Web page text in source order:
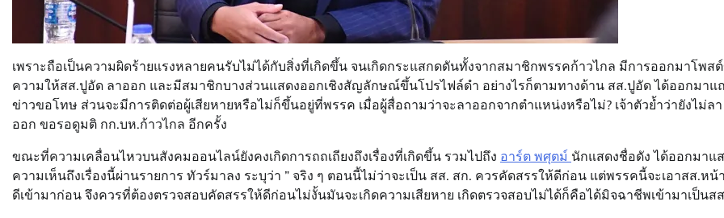
เพราะถือเป็นความผิดร้ายแรงหลายคนรับไม่ได้กับสิ่งที่เกิดขึ้น จนเกิดกระแสกดดันทั้งจากสมาชิกพรรคก้าวไกล มีการออกมาโพส
ความให้สส.ปูอัด ลาออก และมีสมาชิกบางส่วนแสดงออกเชิงสัญลักษณ์ขึ้นโปรไฟล์ดำ อย่างไรก็ตามทางด้าน สส.ปูอัด ได้ออกมาแ
ข่าวขอโทษ ส่วนจะมีการติดต่อผู้เสียหายหรือไม่ก็ขึ้นอยู่ที่พรรค เมื่อผู้สื่อถามว่าจะลาออกจากตำแหน่งหรือไม่? เจ้าตัวย้ำว่ายังไม่ลา
ออก ขอรอดูมติ กก.บห.ก้าวไกล อีกครั้ง
ขณะที่ความเคลื่อนไหวบนสังคมออนไลน์ยังคงเกิดการถถเถียงถึงเรื่องที่เกิดขึ้น รวมไปถึง อาร์ต พศุตม์ นักแสดงชื่อดัง ได้ออกมาแ
ความเห็นถึงเรื่องนี้ผ่านรายการ ทัวร์มาลง ระบุว่า ” จริง ๆ ตอนนี้ไม่ว่าจะเป็น สส. สก. ควรคัดสรรให้ดีก่อน แต่พรรคนี้จะเอาสส.หน้
ดีเข้ามาก่อน จึงควรที่ต้องตรวจสอบคัดสรรให้ดีก่อนไม่งั้นมันจะเกิดความเสียหาย เกิดตรวจสอบไม่ได้ก็คือได้มิจฉาชีพเข้ามาเป็นส